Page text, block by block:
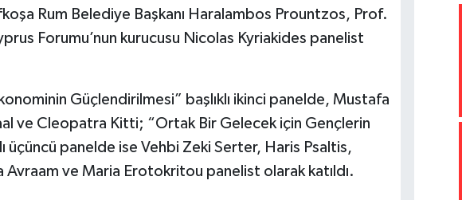
Rum Belediye Başkanı Haralambos Prountzos, Prof.
Forumu’nun kurucusu Nicolas Kyriakides panelist
Güçlendirilmesi” başlıklı ikinci panelde, Mustafa
ve Cleopatra Kitti; “Ortak Bir Gelecek için Gençlerin
üçüncü panelde ise Vehbi Zeki Serter, Haris Psaltis,
Avraam ve Maria Erotokritou panelist olarak katıldı.